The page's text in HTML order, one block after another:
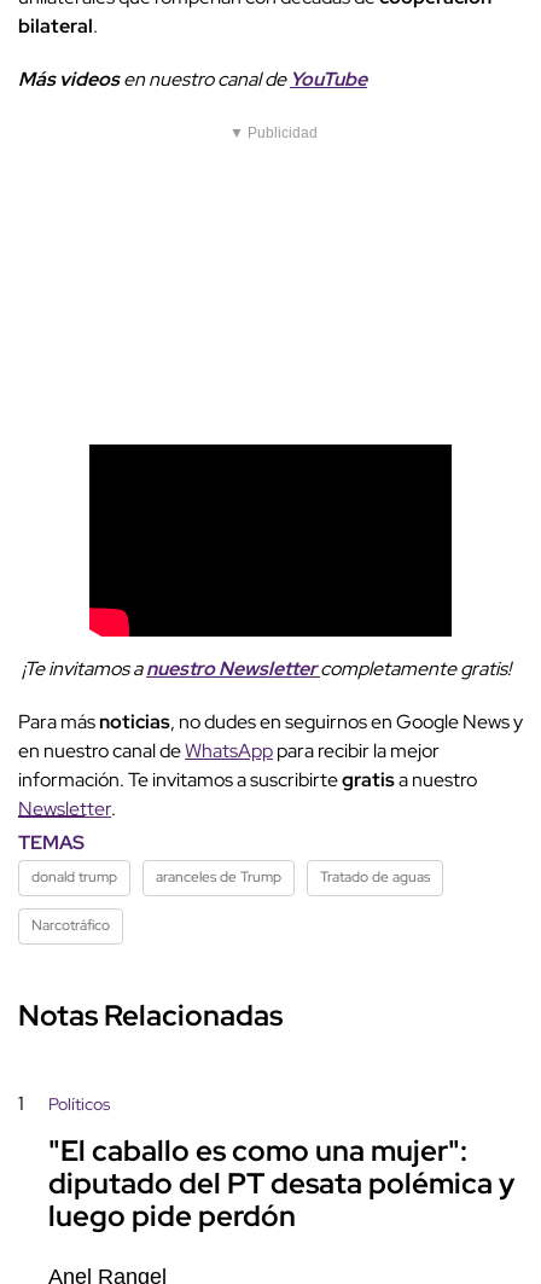
bilateral.
Más videosen nuestro canal de YouTube
▼ Publicidad
¡Te invitamos anuestro Newslettercompletamente gratis!
Para másnoticias, no dudes en seguirnos en Google News y
en nuestro canal deWhatsApppara recibir la mejor
información. Te invitamos a suscribirtegratisa nuestro
Newsletter.
TEMAS
donald trump aranceles de Trump Tratado de aguas
Narcotráfico
Notas Relacionadas
1 Políticos
"El caballo es como una mujer":
diputado del PT desata polémica y
luego pide perdón
Anel Rangel